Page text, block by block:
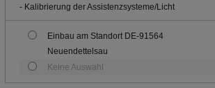
- Kalibrierung der Assistenzsysteme/Licht
Einbau am Standort DE-91564
Neuendettelsau
Keine Auswahl